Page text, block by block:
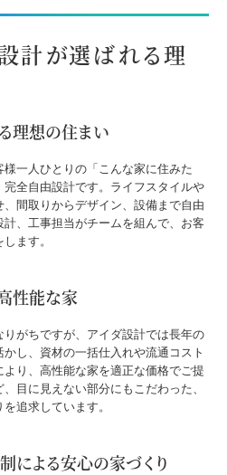
計が選ばれる理
理想の住まい
一人ひとりの「こんな家に住みた
全自由設計です。ライフスタイルや
間取りからデザイン、設備まで自由
、工事担当がチームを組んで、お客
ます。
性能な家
がちですが、アイダ設計では長年の
し、資材の一括仕入れや流通コスト
り、高性能な家を適正な価格でご提
目に見えない部分にもこだわった、
追求しています。
による安心の家づくり